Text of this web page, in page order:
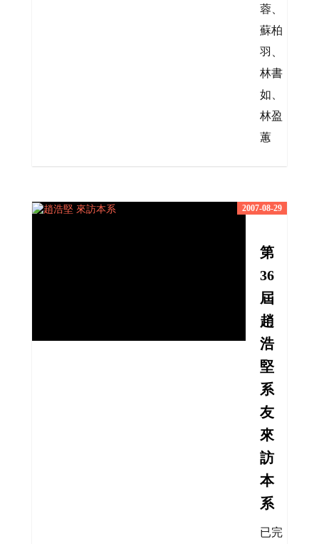
蓉、
蘇柏
羽、
林書
如、
林盈
蕙
2007-08-29
第
36
屆
趙
浩
堅
系
友
來
訪
本
系
已完